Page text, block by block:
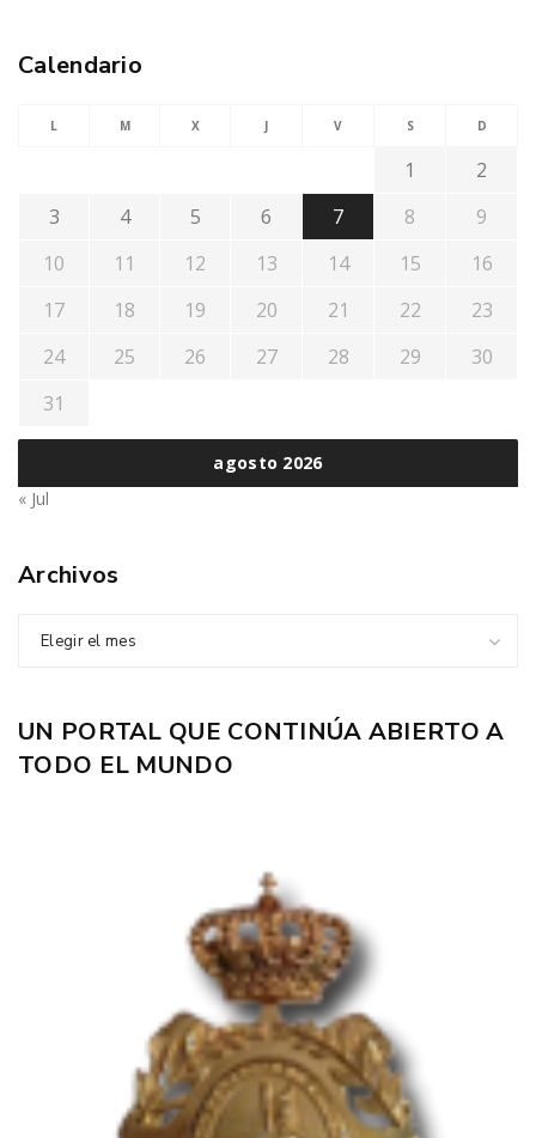
Calendario
agosto 2026
L M X J V S D
1
2
3
4 5 6 7 8
9
10
11 12 13 14 15
16
17
18 19 20 21 22
23
24
25 26 27 28 29
30
31
« Jul
Archivos
Elegir el mes
UN PORTAL QUE CONTINÚA ABIERTO A
TODO EL MUNDO